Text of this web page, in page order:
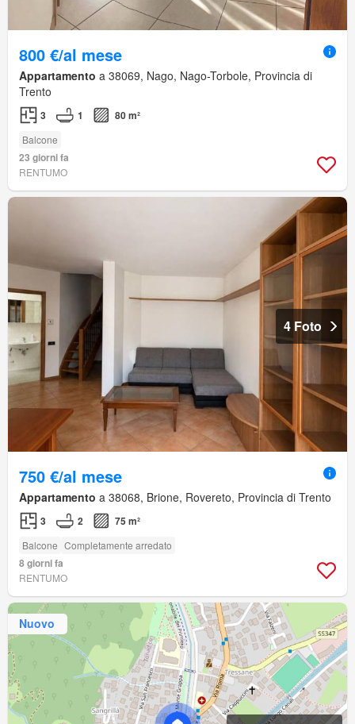
800 €/al mese
Appartamento a 38069, Nago, Nago-Torbole, Provincia di
Trento
3 1 80 m²
Balcone
23 giorni fa
RENTUMO
4 Foto
750 €/al mese
Appartamento a 38068, Brione, Rovereto, Provincia di Trento
3 2 75 m²
Balcone Completamente arredato
8 giorni fa
RENTUMO
Nuovo